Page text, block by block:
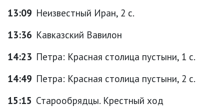
13:09 Неизвестный Иран, 2 с.
13:36 Кавказский Вавилон
14:23 Петра: Красная столица пустыни, 1 с.
14:49 Петра: Красная столица пустыни, 2 с.
15:15 Старообрядцы. Крестный ход